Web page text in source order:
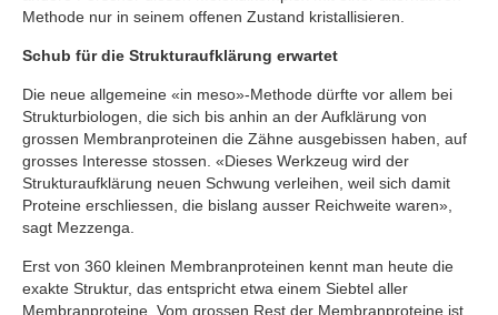
Methode nur in seinem offenen Zustand kristallisieren.
Schub für die Strukturaufklärung erwartet
Die neue allgemeine «in meso»-Methode dürfte vor allem bei
Strukturbiologen, die sich bis anhin an der Aufklärung von
grossen Membranproteinen die Zähne ausgebissen haben, auf
grosses Interesse stossen. «Dieses Werkzeug wird der
Strukturaufklärung neuen Schwung verleihen, weil sich damit
Proteine erschliessen, die bislang ausser Reichweite waren»,
sagt Mezzenga.
Erst von 360 kleinen Membranproteinen kennt man heute die
exakte Struktur, das entspricht etwa einem Siebtel aller
Membranproteine. Vom grossen Rest der Membranproteine ist